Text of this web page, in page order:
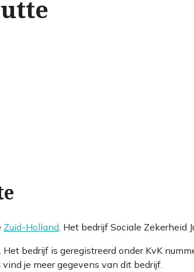
Zuid-Holland . Het bedrijf Sociale
bedrijf is geregistreerd onder KvK
je meer gegevens van dit bedrijf.